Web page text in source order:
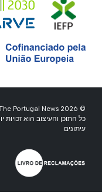
© 2026 The Portugal News - הוקמה 1977
עיתונים